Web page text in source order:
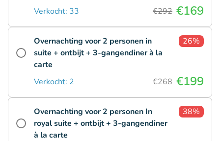
Verkocht: 33 €292 €169
Overnachting voor 2 personen in
suite + ontbijt + 3-gangendiner à la
carte
26%
Verkocht: 2 €268 €199
Overnachting voor 2 personen In
royal suite + ontbijt + 3-gangendiner
à la carte
38%